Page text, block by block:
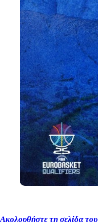
Ακολουθήστε τη σελίδα του